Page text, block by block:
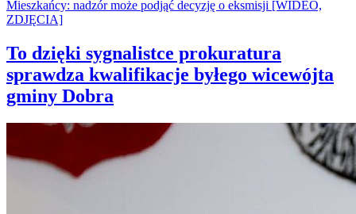
To dzięki sygnalistce prokuratura
sprawdza kwalifikacje byłego wicewójta
gminy Dobra